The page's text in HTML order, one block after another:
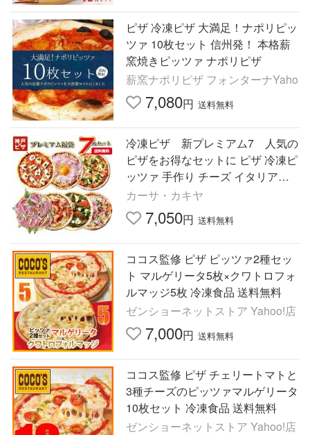
ピザ 冷凍ピザ 大満足！ナポリピッ
ツァ 10枚セット 信州発！ 本格薪
窯焼きピッツァ ナポリピザ
薪窯ナポリピザ フォンターナYaho
7,080円 送料無料
冷凍ピザ 新プレミアム7 人気の
ピザをお得なセットに ピザ 冷凍ピ
ッツァ 手作り チーズ イタリアン
美味しい マルゲリータ PIZZA
カーサ・カキヤ
7,050円 送料無料
ココス監修 ピザ ピッツァ2種セッ
ト マルゲリータ5枚×クワトロフォ
ルマッジ5枚 冷凍食品 送料無料
ゼンショーネットストア Yahoo!店
7,000円 送料無料
ココス監修 ピザ チェリートマトと
3種チーズのピッツァマルゲリータ
10枚セット 冷凍食品 送料無料
ゼンショーネットストア Yahoo!店